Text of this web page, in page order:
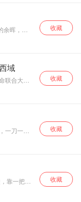
到波斯文官体系，
从宗教统一到教派
裂变。这一辑，咱
自我修复又不断自
我拆台的统治系
局。这不仅是帝国
的历史，更是组织
父的人
个女人
什么总
，两本书
，背后
。这种对
们不
来自三部
为什么会
晖，万
短8年后，
痍，天子
8年发生
本专辑
治、军
图景。
收藏
域
合大月
此——出
禁十年并
。本专辑
古发
张骞通
与复杂，
。
收藏
刀一枪
句话：让
土一个
。七年
是，灭
个被叔
。而这个
王朝作没
收藏
靠一把长
刘裕，死
年，他
收藏